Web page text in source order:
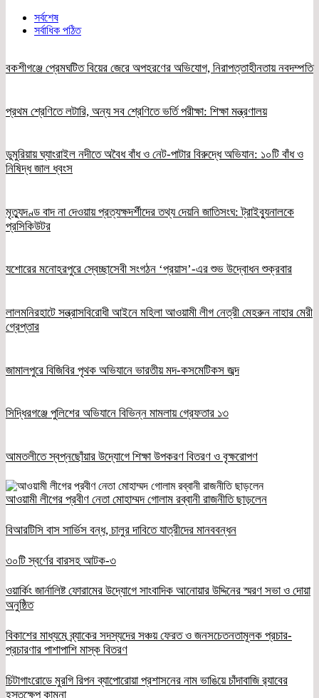
সর্বশেষ
সর্বাধিক পঠিত
বকশীগঞ্জে প্রেমঘটিত বিয়ের জেরে অপহরণের অভিযোগ, নিরাপত্তাহীনতায় নবদম্পতি
প্রথম শ্রেণিতে লটারি, অন্য সব শ্রেণিতে ভর্তি পরীক্ষা: শিক্ষা মন্ত্রণালয়
ডুমুরিয়ায় ঘ্যাংরাইল নদীতে অবৈধ বাঁধ ও নেট-পাটার বিরুদ্ধে অভিযান: ১০টি বাঁধ ও
নিষিদ্ধ জাল ধ্বংস
মৃত্যুদণ্ড বাদ না দেওয়ায় প্রত্যক্ষদর্শীদের তথ্য দেয়নি জাতিসংঘ: ট্রাইব্যুনালকে
প্রসিকিউটর
যশোরের মনোহরপুরে স্বেচ্ছাসেবী সংগঠন ‘প্রয়াস’-এর শুভ উদ্বোধন শুক্রবার
লালমনিরহাটে সন্ত্রাসবিরোধী আইনে মহিলা আওয়ামী লীগ নেত্রী মেহরুন নাহার মেরী
গ্রেপ্তার
জামালপুরে বিজিবির পৃথক অভিযানে ভারতীয় মদ-কসমেটিকস জব্দ
সিদ্ধিরগঞ্জে পুলিশের অভিযানে বিভিন্ন মামলায় গ্রেফতার ১৩
আমতলীতে স্বপ্নছোঁয়ার উদ্যোগে শিক্ষা উপকরণ বিতরণ ও বৃক্ষরোপণ
আওয়ামী লীগের প্রবীণ নেতা মোহাম্মদ গোলাম রব্বানী রাজনীতি ছাড়লেন
বিআরটিসি বাস সার্ভিস বন্ধ, চালুর দাবিতে যাত্রীদের মানববন্ধন
৩০টি স্বর্ণের বারসহ আটক-৩
ওয়ার্কিং জার্নালিষ্ট ফোরামের উদ্যোগে সাংবাদিক আনোয়ার উদ্দিনের স্মরণ সভা ও দোয়া
অনুষ্ঠিত
বিকাশের মাধ্যমে ব্র্যাকের সদস্যদের সঞ্চয় ফেরত ও জনসচেতনতামূলক প্রচার-
প্রচারণার পাশাপাশি মাস্ক বিতরণ
চিটাগাংরোডে মুরগি রিপন ব্যাপোরোয়া প্রশাসনের নাম ভাঙিয়ে চাঁদাবাজি র‌্যাবের
হস্তক্ষেপ কামনা